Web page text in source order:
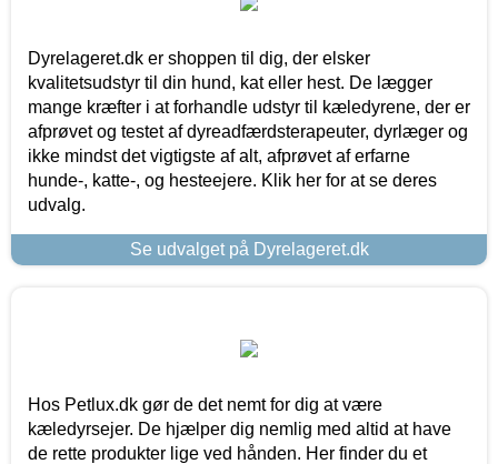
Dyrelageret.dk er shoppen til dig, der elsker
kvalitetsudstyr til din hund, kat eller hest. De lægger
mange kræfter i at forhandle udstyr til kæledyrene, der er
afprøvet og testet af dyreadfærdsterapeuter, dyrlæger og
ikke mindst det vigtigste af alt, afprøvet af erfarne
hunde-, katte-, og hesteejere. Klik her for at se deres
udvalg.
Se udvalget på Dyrelageret.dk
Hos Petlux.dk gør de det nemt for dig at være
kæledyrsejer. De hjælper dig nemlig med altid at have
de rette produkter lige ved hånden. Her finder du et